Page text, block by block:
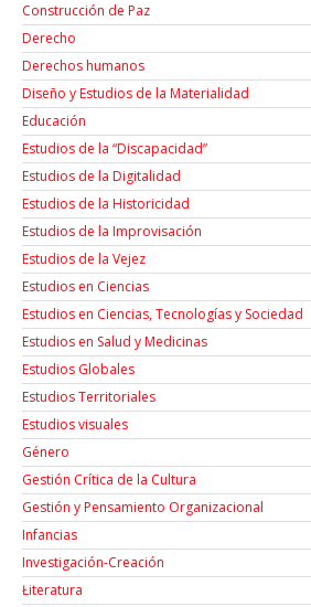
Construcción de Paz
Derecho
Derechos humanos
Diseño y Estudios de la Materialidad
Educación
Estudios de la “Discapacidad”
Estudios de la Digitalidad
Estudios de la Historicidad
Estudios de la Improvisación
Estudios de la Vejez
Estudios en Ciencias
Estudios en Ciencias, Tecnologías y Sociedad
Estudios en Salud y Medicinas
Estudios Globales
Estudios Territoriales
Estudios visuales
Género
Gestión Crítica de la Cultura
Gestión y Pensamiento Organizacional
Infancias
Investigación-Creación
Łiteratura